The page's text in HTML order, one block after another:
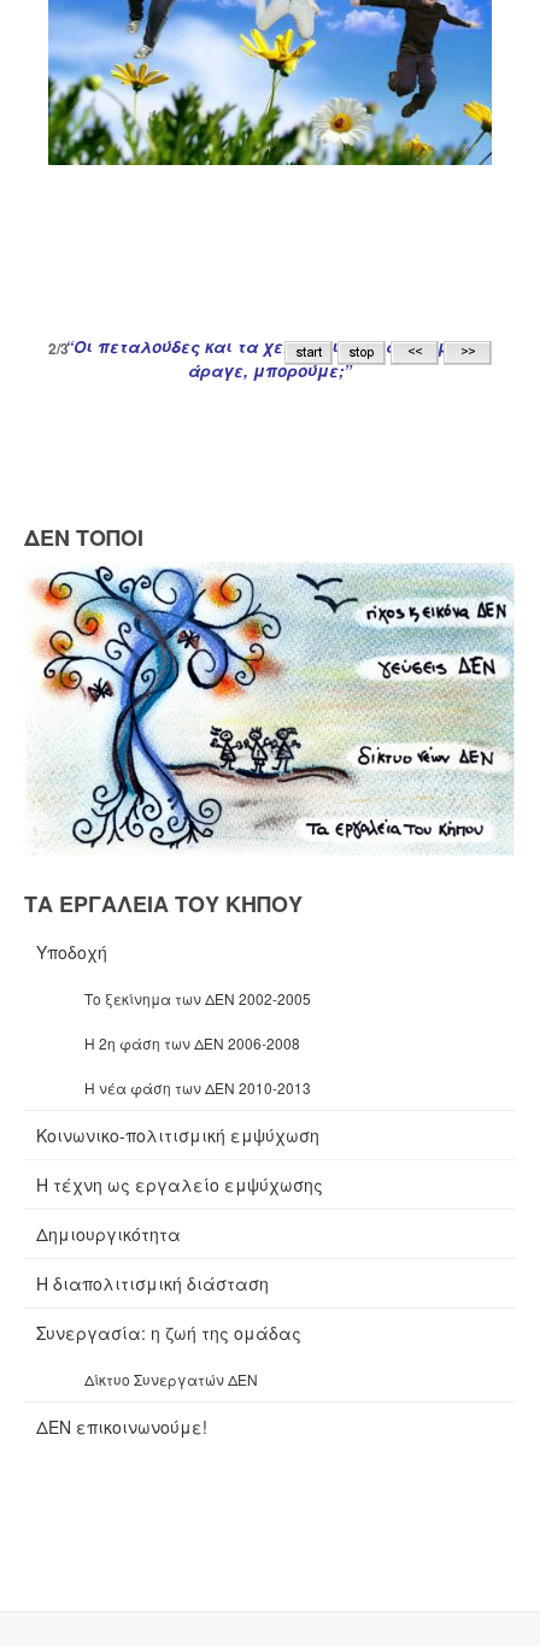
2/3“Οι πεταλούδες και τα χελιδόνια πετάνε! Εμείς
άραγε, μπορούμε;”
ΔΕΝ ΤΟΠΟΙ
ΤΑ ΕΡΓΑΛΕΙΑ ΤΟΥ ΚΗΠΟΥ
Υποδοχή
Το ξεκίνημα των ΔΕΝ 2002-2005
Η 2η φάση των ΔΕΝ 2006-2008
Η νέα φάση των ΔΕΝ 2010-2013
Κοινωνικο-πολιτισμική εμψύχωση
Η τέχνη ως εργαλείο εμψύχωσης
Δημιουργικότητα
Η διαπολιτισμική διάσταση
Συνεργασία: η ζωή της ομάδας
Δίκτυο Συνεργατών ΔΕΝ
ΔΕΝ επικοινωνούμε!